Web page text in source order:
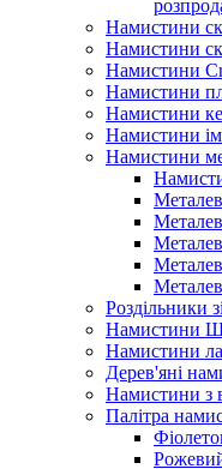
Намистини
Намистини
Намистини
Намистини
Намистини
Намистини
Намистини
Роздільники
Намистини
Намистини
Дерев'яні
Намистини з
Палітра